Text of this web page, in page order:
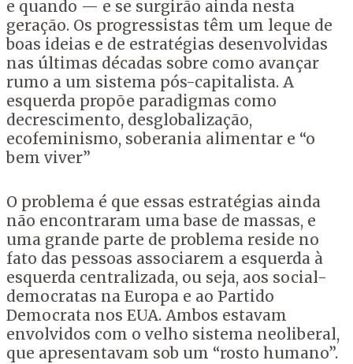
e quando — e se surgirão ainda nesta
geração. Os progressistas têm um leque de
boas ideias e de estratégias desenvolvidas
nas últimas décadas sobre como avançar
rumo a um sistema pós-capitalista. A
esquerda propõe paradigmas como
decrescimento, desglobalização,
ecofeminismo, soberania alimentar e “o
bem viver”
O problema é que essas estratégias ainda
não encontraram uma base de massas, e
uma grande parte de problema reside no
fato das pessoas associarem a esquerda à
esquerda centralizada, ou seja, aos social-
democratas na Europa e ao Partido
Democrata nos EUA. Ambos estavam
envolvidos com o velho sistema neoliberal,
que apresentavam sob um “rosto humano”.